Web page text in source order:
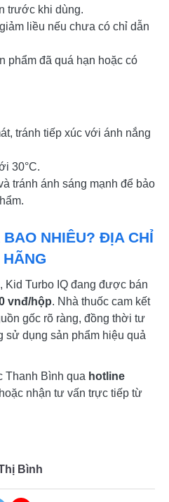
trước khi dùng.
liều nếu chưa có chỉ dẫn
phẩm đã quá hạn hoặc có
tránh tiếp xúc với ánh nắng
30°C.
tránh ánh sáng mạnh để bảo
NHIÊU? ĐỊA CHỈ
Kid Turbo IQ đang được bán
vnđ/hộp. Nhà thuốc cam kết
gốc rõ ràng, đồng thời tư
sử dụng sản phẩm hiệu quả
Thanh Bình qua hotline
nhận tư vấn trực tiếp từ
Bình